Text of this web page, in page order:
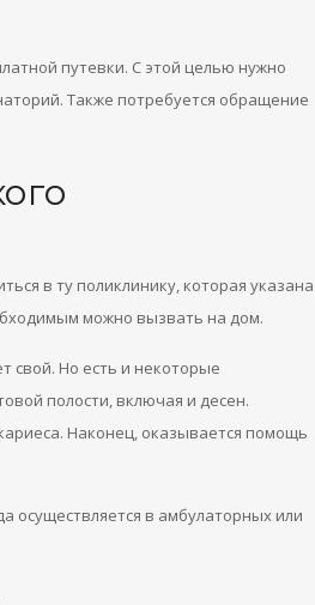
путевки. С этой целью нужно
Также потребуется обращение
в ту поликлинику, которая указана
можно вызвать на дом.
свой. Но есть и некоторые
полости, включая и десен.
Наконец, оказывается помощь
осуществляется в амбулаторных или